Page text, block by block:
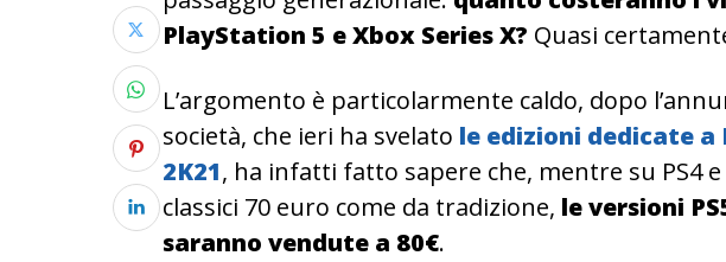
PlayStation 5 e Xbox Series X? Quasi
L’argomento è particolarmente caldo, dopo
società, che ieri ha svelato le edizioni dedicate a
2K21, ha infatti fatto sapere che, mentre su PS4
classici 70 euro come da tradizione, le versioni
saranno vendute a 80€.